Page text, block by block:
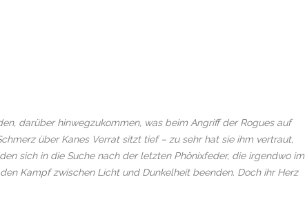
darüber hinwegzukommen, was beim Angriff der Rogues auf
über Kanes Verrat sitzt tief – zu sehr hat sie ihm vertraut,
sich in die Suche nach der letzten Phönixfeder, die irgendwo im
Kampf zwischen Licht und Dunkelheit beenden. Doch ihr Herz